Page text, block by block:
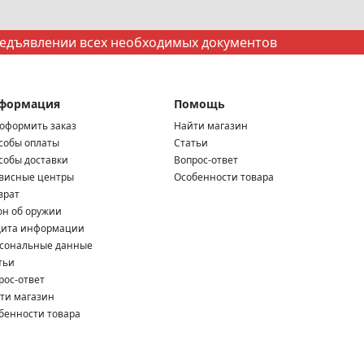
всех необходимых документов
заказ
оплаты
доставки
центры
об оружии
информации
данные
ответ
магазин
товара
Помощь
Найти магазин
Статьи
Вопрос-ответ
Особенности товара